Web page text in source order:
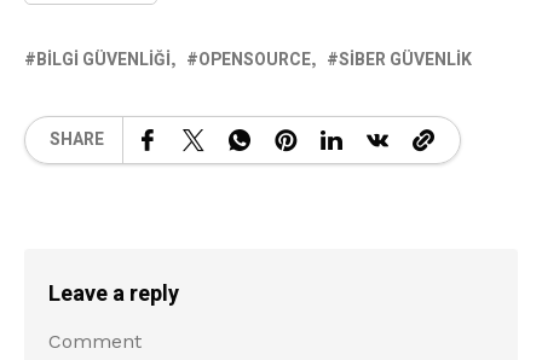
BILGI GÜVENLIĞI OPENSOURCE SIBER GÜVENLIK
SHARE
Leave a reply